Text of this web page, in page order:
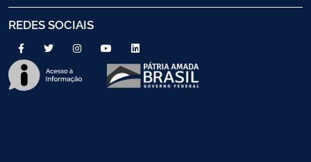
REDES SOCIAIS